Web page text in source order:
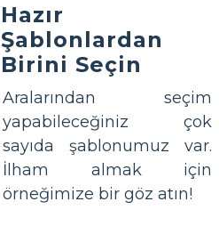
Hazır
Şablonlardan
Birini Seçin
Aralarından seçim
yapabileceğiniz çok
sayıda şablonumuz var.
İlham almak için
örneğimize bir göz atın!